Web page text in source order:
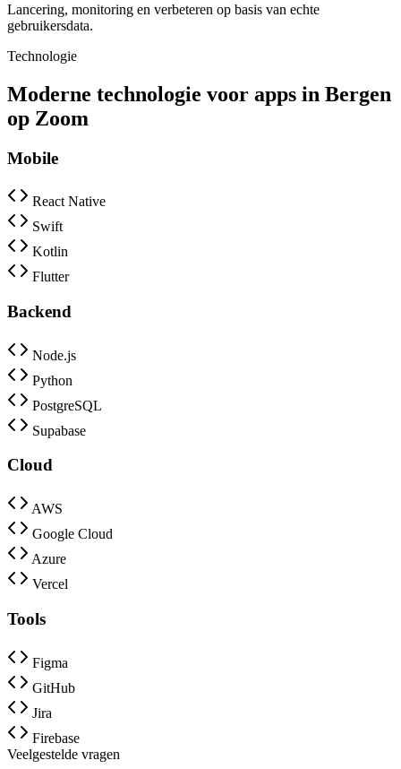
Lancering, monitoring en verbeteren op basis van echte
gebruikersdata.
Technologie
Moderne technologie voor apps in Bergen
op Zoom
Mobile
React Native
Swift
Kotlin
Flutter
Backend
Node.js
Python
PostgreSQL
Supabase
Cloud
AWS
Google Cloud
Azure
Vercel
Tools
Figma
GitHub
Jira
Firebase
Veelgestelde vragen